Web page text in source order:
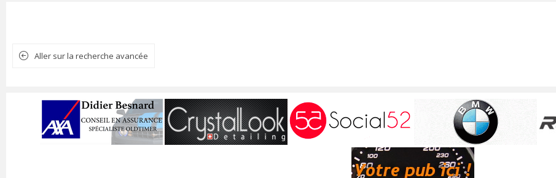
Aller sur la recherche avancée